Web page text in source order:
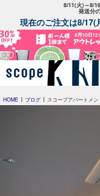
8/11(火)～8/
発送分
現在のご注文は8/17(
HOME ブログ スコープアパート